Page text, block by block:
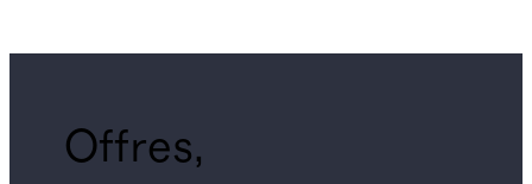
Offres,